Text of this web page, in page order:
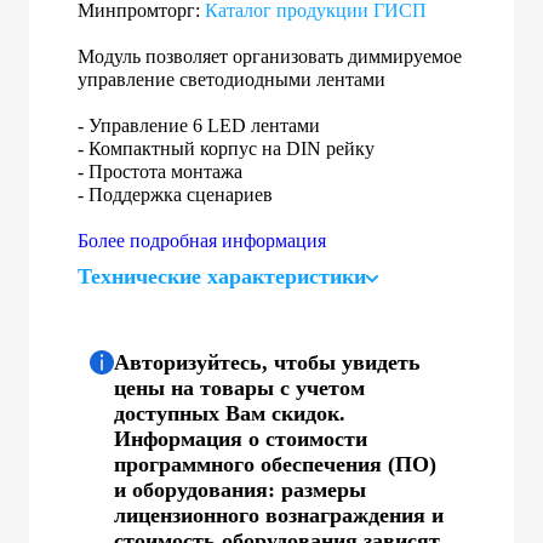
Минпромторг: Каталог продукции ГИСП
Модуль позволяет организовать диммируемое
управление светодиодными лентами
- Управление 6 LED лентами
- Компактный корпус на DIN рейку
- Простота монтажа
- Поддержка сценариев
Более подробная информация
Технические характеристики
Авторизуйтесь, чтобы увидеть
цены на товары с учетом
доступных Вам скидок.
Информация о стоимости
программного обеспечения (ПО)
и оборудования: размеры
лицензионного вознаграждения и